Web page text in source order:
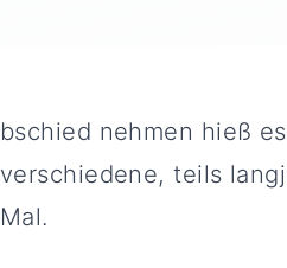
bschied nehmen hieß
verschiedene, teils
Mal.